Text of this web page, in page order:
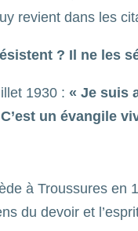
revient dans les
? Il ne les
1930 :« Je suis
un évangile
à Troussures
du devoir et